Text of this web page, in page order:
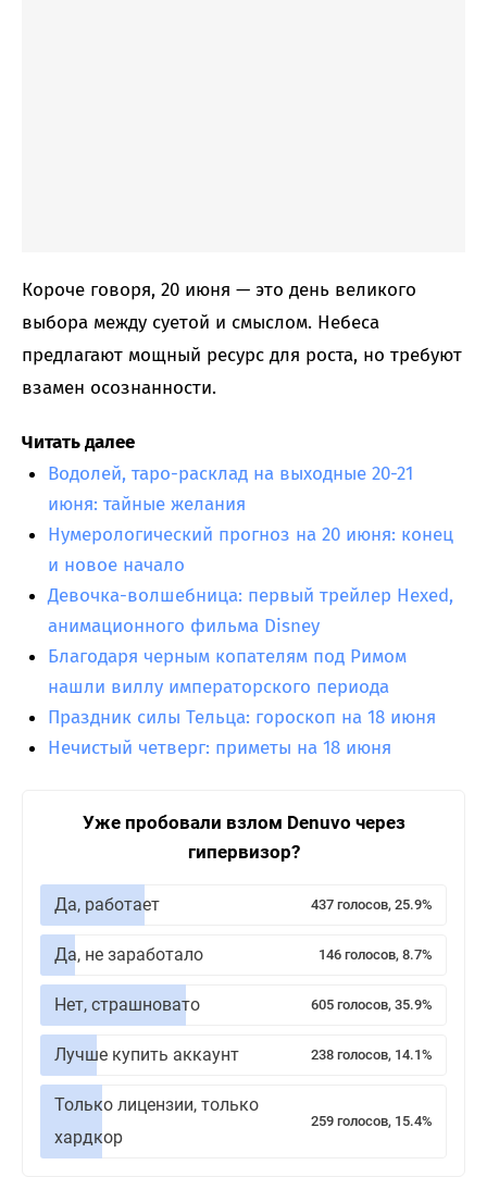
Короче говоря, 20 июня — это день великого
выбора между суетой и смыслом. Небеса
предлагают мощный ресурс для роста, но требуют
взамен осознанности.
Читать далее
Водолей, таро-расклад на выходные 20-21
июня: тайные желания
Нумерологический прогноз на 20 июня: конец
и новое начало
Девочка-волшебница: первый трейлер Hexed,
анимационного фильма Disney
Благодаря черным копателям под Римом
нашли виллу императорского периода
Праздник силы Тельца: гороскоп на 18 июня
Нечистый четверг: приметы на 18 июня
Уже пробовали взлом Denuvo через
гипервизор?
Да, работает 437 голосов, 25.9%
Да, не заработало 146 голосов, 8.7%
Нет, страшновато 605 голосов, 35.9%
Лучше купить аккаунт 238 голосов, 14.1%
Только лицензии, только
хардкор
259 голосов, 15.4%